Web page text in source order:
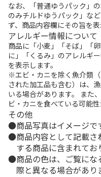
なお、「普通ゆうパック」
のみチルドゆうパック」な
ず、商品内容欄にその旨を表
アレルギー情報について
商品に「小麦」「そば」「
に」「くるみ」のアレルギ
を表示します。
※エビ・カニを除く魚介類
された加工品も含む）は、
いる場合があります。 また
ビ・カニを食べている可能性
その他
商品写真はイメージで
商品内容として記載
する商品に含まれてお
商品の色は、ご覧に
際と異なる場合があり